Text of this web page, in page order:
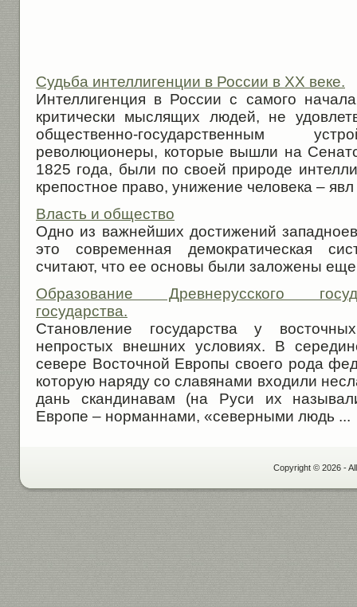
Судьба интеллигенции в России в XX веке.
Интеллигенция в России с самого
критически мыслящих людей, не
общественно-государственным
революционеры, которые вышли на
1825 года, были по своей природе
крепостное право, унижение человека – явл
Власть и общество
Одно из важнейших достижений
это современная демократиче­ская
считают, что ее осно­вы были заложены еще
Образование Древнерусского
государства.
Становление государства у
непростых внешних условиях. В
севере Восточной Европы своего рода
которую наряду со славянами входили
дань скандинавам (на Руси их
Европе – норманнами, «северными людь ...
Copyright © 2026 -